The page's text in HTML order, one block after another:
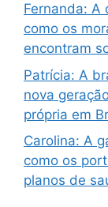
Fernanda: A
como os
encontram
Patrícia: A
nova
própria em
Carolina: A
como os
planos de